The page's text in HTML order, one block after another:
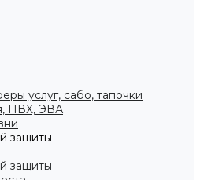
услуг, сабо, тапочки
ПВХ, ЭВА
защиты
защиты